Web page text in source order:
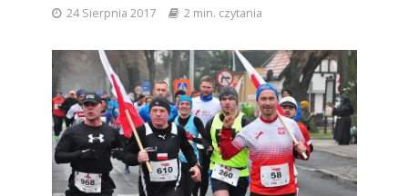
24 Sierpnia 2017 2 min. czytania